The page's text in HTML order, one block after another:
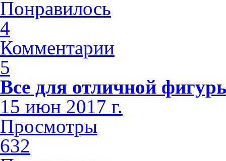
Понравилось
4
Комментарии
5
Все для отличной
15 июн 2017 г.
Просмотры
632